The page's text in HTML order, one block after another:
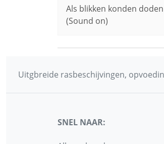
Als blikken konden doden
(Sound on)
Uitgbreide rasbeschijvingen,
SNEL NAAR: